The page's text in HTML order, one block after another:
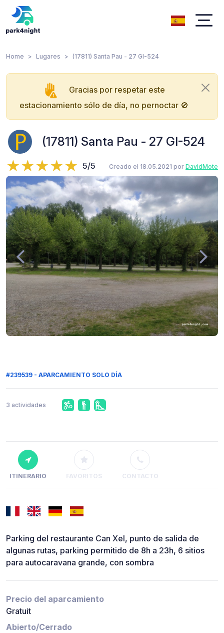
Home Lugares (17811) Santa Pau - 27 GI-524
Gracias por respetar este
estacionamiento sólo de día, no pernoctar 🚫
(17811) Santa Pau - 27 GI-524
5/5 Creado el 18.05.2021 por DavidMote
#239539 - APARCAMIENTO SOLO DÍA
3 actividades
ITINERARIO FAVORITOS CONTACTO
Parking del restaurante Can Xel, punto de salida de
algunas rutas, parking permitido de 8h a 23h, 6 sitios
para autocaravana grande, con sombra
Precio del aparcamiento
Gratuit
Abierto/Cerrado